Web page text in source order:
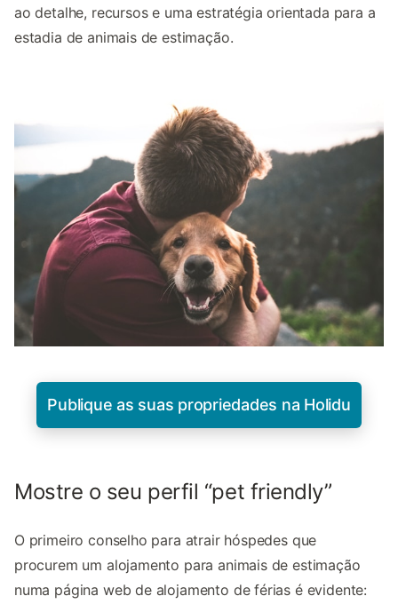
ao detalhe, recursos e uma estratégia orientada para a
estadia de animais de estimação.
Publique as suas propriedades na Holidu
Mostre o seu perfil “pet friendly”
O primeiro conselho para atrair hóspedes que
procurem um alojamento para animais de estimação
numa página web de alojamento de férias é evidente: